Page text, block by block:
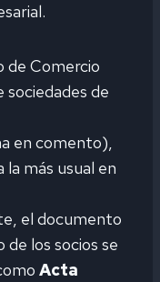
de Comercio
de
en comento),
más usual en
el documento
los socios se
Acta